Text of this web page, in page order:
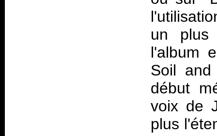
un plus
l'album
Soil
début
voix de
plus